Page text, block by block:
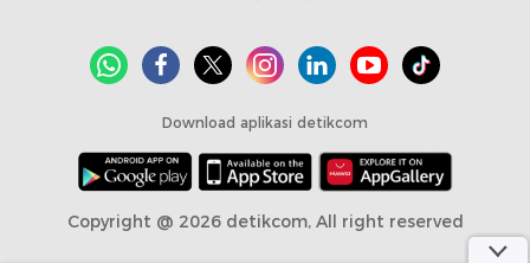
Download aplikasi detikcom
Copyright @ 2026 detikcom, All right reserved